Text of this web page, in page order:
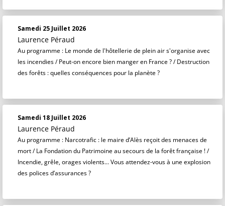
Samedi 25 Juillet 2026
Laurence Péraud
Au programme : Le monde de l'hôtellerie de plein air s'organise avec
les incendies / Peut-on encore bien manger en France ? / Destruction
des forêts : quelles conséquences pour la planète ?
Samedi 18 Juillet 2026
Laurence Péraud
Au programme : Narcotrafic : le maire d’Alès reçoit des menaces de
mort / La Fondation du Patrimoine au secours de la forêt française ! /
Incendie, grêle, orages violents... Vous attendez-vous à une explosion
des polices d’assurances ?